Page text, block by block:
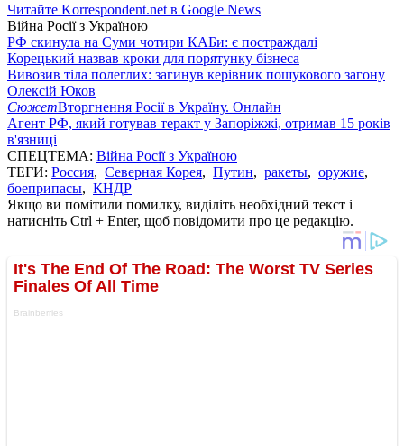
Читайте Korrespondent.net в Google News
Війна Росії з Україною
РФ скинула на Суми чотири КАБи: є постраждалі
Корецький назвав кроки для порятунку бізнеса
Вивозив тіла полеглих: загинув керівник пошукового загону
Олексій Юков
СюжетВторгнення Росії в Україну. Онлайн
Агент РФ, який готував теракт у Запоріжжі, отримав 15 років
в'язниці
СПЕЦТЕМА: Війна Росії з Україною
ТЕГИ: Россия, Северная Корея, Путин, ракеты, оружие,
боеприпасы, КНДР
Якщо ви помітили помилку, виділіть необхідний текст і
натисніть Ctrl + Enter, щоб повідомити про це редакцію.